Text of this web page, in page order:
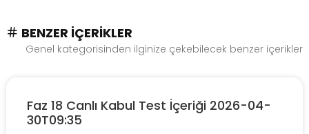
BENZER İÇERIKLER
Genel kategorisinden ilginize çekebilecek benzer içerikler
Faz 18 Canlı Kabul Test İçeriği 2026-04-
30T09:35